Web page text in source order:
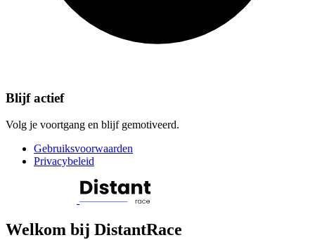
Blijf actief
Volg je voortgang en blijf gemotiveerd.
Gebruiksvoorwaarden
Privacybeleid
Welkom bij DistantRace